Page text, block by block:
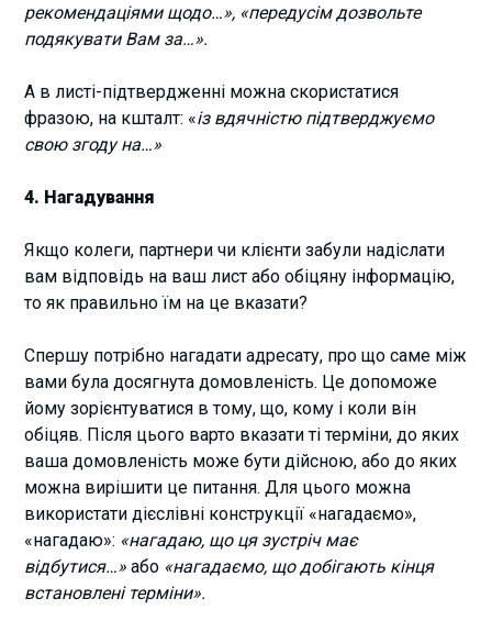
рекомендаціями щодо…», «передусім дозвольте
подякувати Вам за…».
А в листі-підтвердженні можна скористатися
фразою, на кшталт: «із вдячністю підтверджуємо
свою згоду на…»
4. Нагадування
Якщо колеги, партнери чи клієнти забули надіслати
вам відповідь на ваш лист або обіцяну інформацію,
то як правильно їм на це вказати?
Спершу потрібно нагадати адресату, про що саме між
вами була досягнута домовленість. Це допоможе
йому зорієнтуватися в тому, що, кому і коли він
обіцяв. Після цього варто вказати ті терміни, до яких
ваша домовленість може бути дійсною, або до яких
можна вирішити це питання. Для цього можна
використати дієслівні конструкції «нагадаємо»,
«нагадаю»: «нагадаю, що ця зустріч має
відбутися…»або «нагадаємо, що добігають кінця
встановлені терміни».